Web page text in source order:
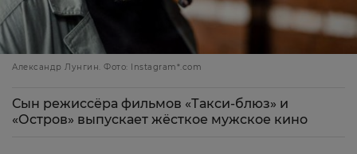
Александр Лунгин. Фото: Instagram*.com
Сын режиссёра фильмов «Такси-блюз» и
«Остров» выпускает жёсткое мужское кино